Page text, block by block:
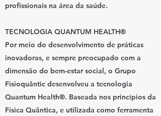
profissionais na área da saúde.
TECNOLOGIA QUANTUM HEALTH®
Por meio do desenvolvimento de práticas
inovadoras, e sempre preocupado com a
dimensão do bem-estar social, o Grupo
Fisioquântic desenvolveu a tecnologia
Quantum Health®. Baseada nos princípios da
Física Quântica, e utilizada como ferramenta